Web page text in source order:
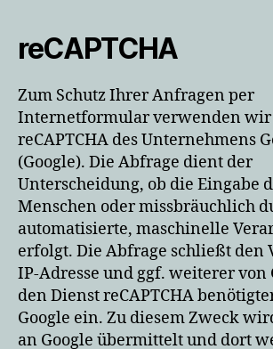
reCAPTCHA
Zum Schutz Ihrer Anfragen per
Internetformular verwenden wir
reCAPTCHA des Unternehmens
(Google). Die Abfrage dient der
Unterscheidung, ob die Eingabe
Menschen oder missbräuchlich
automatisierte, maschinelle
erfolgt. Die Abfrage schließt den
IP-Adresse und ggf. weiterer von
den Dienst reCAPTCHA
Google ein. Zu diesem Zweck
an Google übermittelt und dort